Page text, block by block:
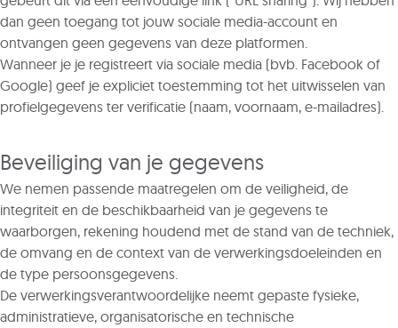
dan geen toegang tot jouw sociale media-account en
ontvangen geen gegevens van deze platformen.
Wanneer je je registreert via sociale media (bvb. Facebook of
Google) geef je expliciet toestemming tot het uitwisselen van
profielgegevens ter verificatie (naam, voornaam, e-mailadres).
Beveiliging van je gegevens
We nemen passende maatregelen om de veiligheid, de
integriteit en de beschikbaarheid van je gegevens te
waarborgen, rekening houdend met de stand van de techniek,
de omvang en de context van de verwerkingsdoeleinden en
de type persoonsgegevens.
De verwerkingsverantwoordelijke neemt gepaste fysieke,
administratieve, organisatorische en technische